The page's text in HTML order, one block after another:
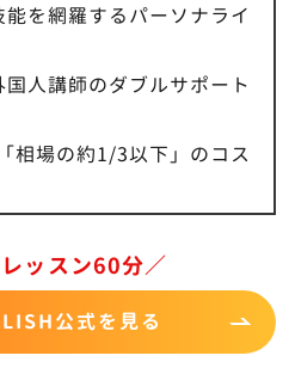
を網羅するパーソナライ
人講師のダブルサポート
相場の約1/3以下」のコス
ッスン60分／
公式を見る